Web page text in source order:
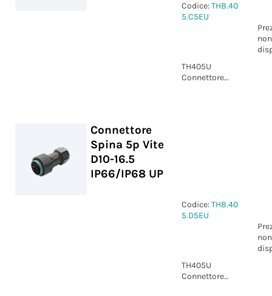
Codice:THB.40
5.C5EU
non
TH405U
Connettore
Connettore
Spina 5p Vite
D10-16.5
IP66/IP68 UP
Codice:THB.40
5.D5EU
non
TH405U
Connettore